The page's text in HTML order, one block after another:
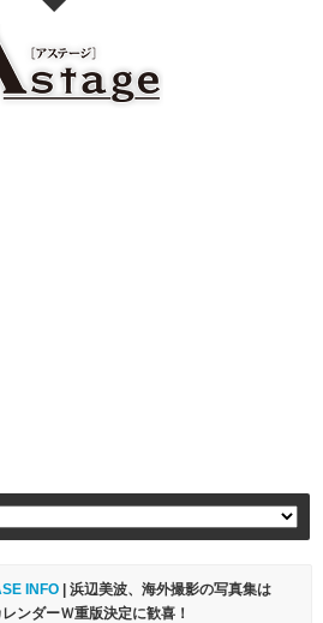
INFO | 浜辺美波、海外撮影の写真集は
ンダーＷ重版決定に歓喜！